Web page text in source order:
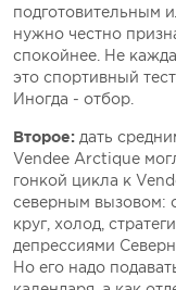
подготовительным
нужно честно
спокойнее. Не
это спортивный
Иногда - отбор.
Второе: дать
Vendеe Arctique
гонкой цикла к
северным вызовом:
круг, холод,
депрессиями
Но его надо